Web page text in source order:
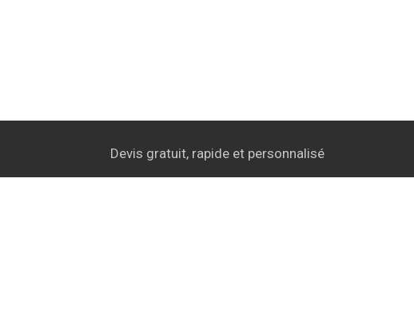
Devis gratuit, rapide et personnalisé